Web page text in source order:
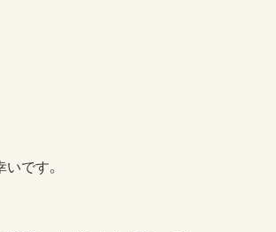
です。